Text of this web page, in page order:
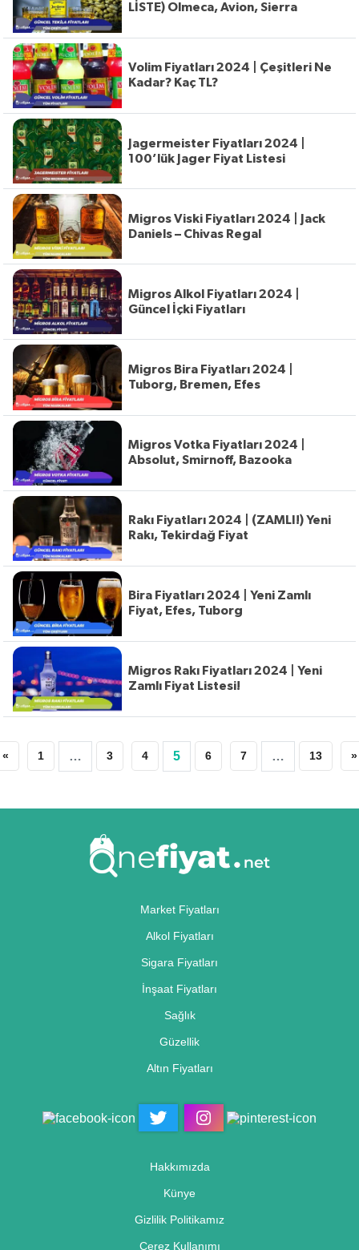
LİSTE) Olmeca, Avion, Sierra
Volim Fiyatları 2024 | Çeşitleri Ne
Kadar? Kaç TL?
Jagermeister Fiyatları 2024 |
100’lük Jager Fiyat Listesi
Migros Viski Fiyatları 2024 | Jack
Daniels – Chivas Regal
Migros Alkol Fiyatları 2024 |
Güncel İçki Fiyatları
Migros Bira Fiyatları 2024 |
Tuborg, Bremen, Efes
Migros Votka Fiyatları 2024 |
Absolut, Smirnoff, Bazooka
Rakı Fiyatları 2024 | (ZAMLI!) Yeni
Rakı, Tekirdağ Fiyat
Bira Fiyatları 2024 | Yeni Zamlı
Fiyat, Efes, Tuborg
Migros Rakı Fiyatları 2024 | Yeni
Zamlı Fiyat Listesi!
« 1 … 3 4 5 6 7 … 13 »
Market Fiyatları
Alkol Fiyatları
Sigara Fiyatları
İnşaat Fiyatları
Sağlık
Güzellik
Altın Fiyatları
Hakkımızda
Künye
Gizlilik Politikamız
Çerez Kullanımı